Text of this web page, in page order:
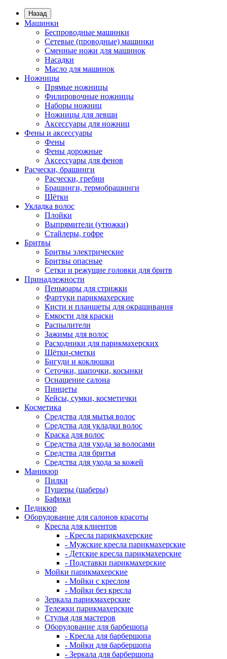
Назад
Машинки
Беспроводные машинки
Сетевые (проводные) машинки
Сменные ножи для машинок
Насадки
Масло для машинок
Ножницы
Прямые ножницы
Филировочные ножницы
Наборы ножниц
Ножницы для левши
Аксессуары для ножниц
Фены и аксессуары
Фены
Фены дорожные
Аксессуары для фенов
Расчески, брашинги
Расчески, гребни
Брашинги, термобрашинги
Щётки
Укладка волос
Плойки
Выпрямители (утюжки)
Стайлеры, гофре
Бритвы
Бритвы электрические
Бритвы опасные
Сетки и режущие головки для бритв
Принадлежности
Пеньюары для стрижки
Фартуки парикмахерские
Кисти и планшеты для окрашивания
Емкости для краски
Распылители
Зажимы для волос
Расходники для парикмахерских
Щётки-сметки
Бигуди и коклюшки
Сеточки, шапочки, косынки
Оснащение салона
Пинцеты
Кейсы, сумки, косметички
Косметика
Средства для мытья волос
Средства для укладки волос
Краска для волос
Средства для ухода за волосами
Средства для бритья
Средства для ухода за кожей
Маникюр
Пилки
Пушеры (шаберы)
Бафики
Педикюр
Оборудование для салонов красоты
Кресла для клиентов
- Кресла парикмахерские
- Мужские кресла парикмахерские
- Детские кресла парикмахерские
- Подставки парикмахерские
Мойки парикмахерские
- Мойки с креслом
- Мойки без кресла
Зеркала парикмахерские
Тележки парикмахерские
Стулья для мастеров
Оборудование для барбешопа
- Кресла для барбершопа
- Мойки для барбершопа
- Зеркала для барбершопа